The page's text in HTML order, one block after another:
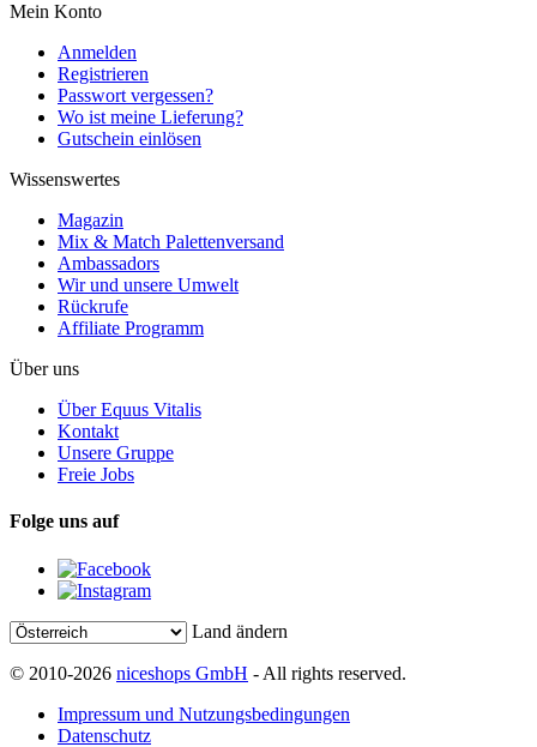
Mein Konto
Anmelden
Registrieren
Passwort vergessen?
Wo ist meine Lieferung?
Gutschein einlösen
Wissenswertes
Magazin
Mix & Match Palettenversand
Ambassadors
Wir und unsere Umwelt
Rückrufe
Affiliate Programm
Über uns
Über Equus Vitalis
Kontakt
Unsere Gruppe
Freie Jobs
Folge uns auf
Land ändern
© 2010-2026 niceshops GmbH - All rights reserved.
Impressum und Nutzungsbedingungen
Datenschutz